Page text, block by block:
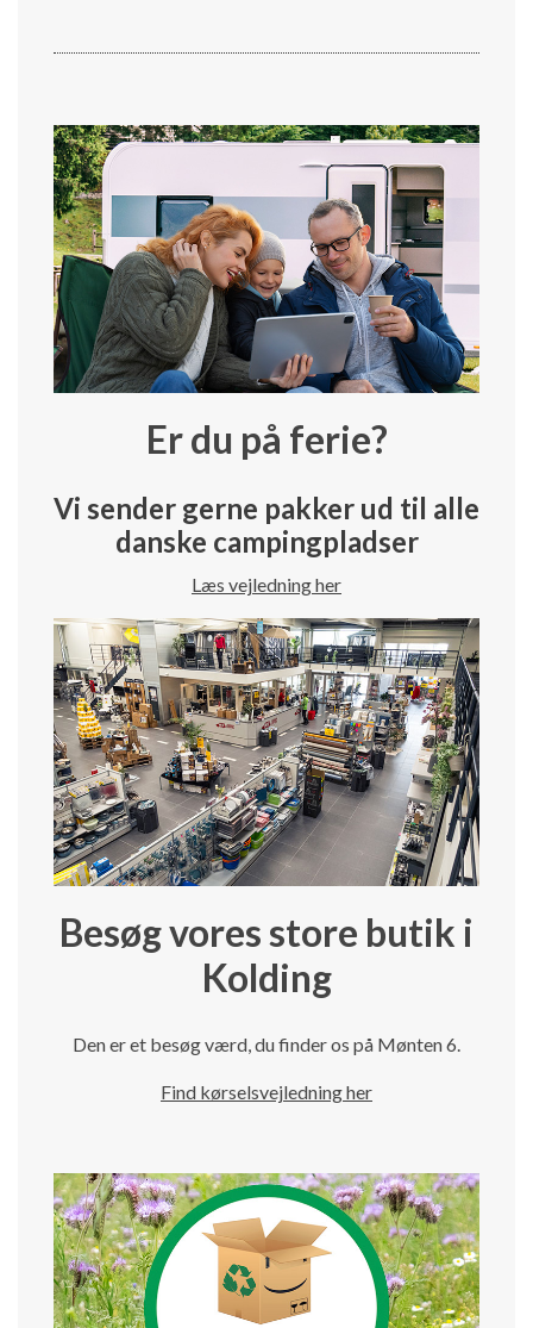
Er du på ferie?
Vi sender gerne pakker ud til alle
danske campingpladser
Læs vejledning her
Besøg vores store butik i
Kolding
Den er et besøg værd, du finder os på Mønten 6.
Find kørselsvejledning her